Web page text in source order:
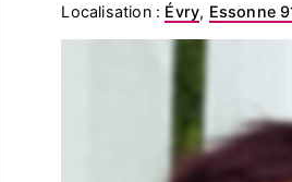
Localisation : Évry, Essonne